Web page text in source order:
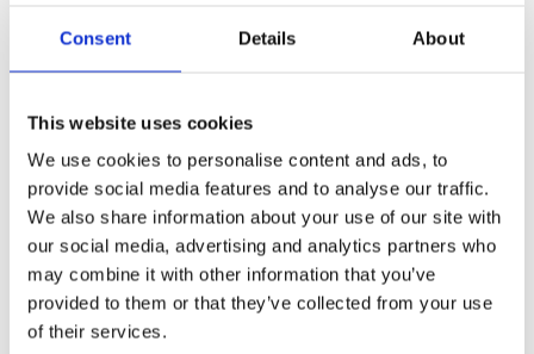
Consent Details About
This website uses cookies
We use cookies to personalise content and ads, to
provide social media features and to analyse our traffic.
We also share information about your use of our site with
our social media, advertising and analytics partners who
may combine it with other information that you’ve
provided to them or that they’ve collected from your use
of their services.
Ζωή Πλάκα
Διευθύντρια Τμήματος Ποιότητας & Κανονιστικής
Η Ζωή ξεκίνησε την επαγγελματική της καριέρα της
αμέσως μετά τη δευτεροβάθμια εκπαίδευση, ενώ
παράλληλα παρακολουθούσε σεμινάρια πάνω στα Sales
& Marketing και Logistics. Τα τελευταία χρόνια
σπουδάζει Διοίκηση Επιχειρήσεων στο Ελληνικό
Ανοικτό Πανεπιστήμιο. Ξεκίνησε την επαγγελματική της
σταδιοδρομία το 1991 στην εταιρεία ξενοδοχειακού
εξοπλισμού XENEX S.A. και στην συνέχεια εργάστηκε
στις εταιρείες διανομής ιατρικών μηχανημάτων της